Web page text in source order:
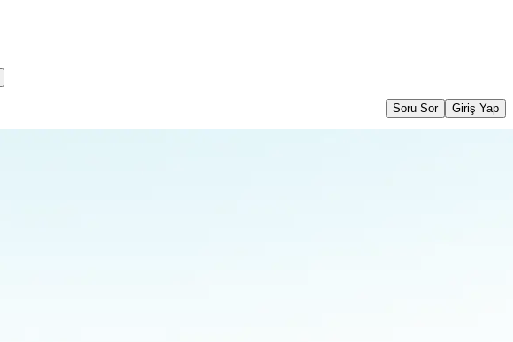
Soru Sor Giriş Yap